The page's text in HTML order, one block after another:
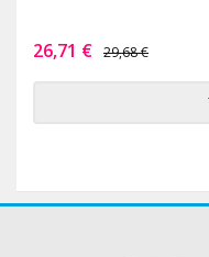
26,71 € 29,68 €